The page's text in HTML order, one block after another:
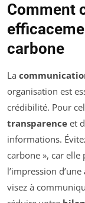
Comment
carbone
La
organisation est
crédibilité. Pour
transparence et
informations.
carbone », car
l’impression
visez à